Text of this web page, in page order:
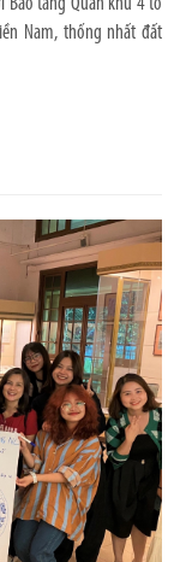
tàng Quân khu 4 tổ
Nam, thống nhất đất